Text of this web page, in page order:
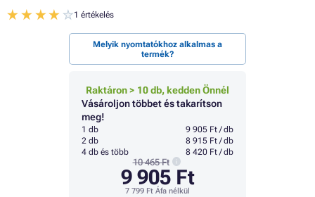
1 értékelés
Melyik nyomtatókhoz alkalmas a
termék?
Raktáron > 10 db, kedden Önnél
Vásároljon többet és takarítson
meg!
1 db
9 905 Ft / db
2 db
8 915 Ft / db
4 db és több
8 420 Ft / db
10 465 Ft
9 905 Ft
7 799 Ft Áfa nélkül